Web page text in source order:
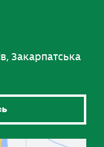
Закарпатська